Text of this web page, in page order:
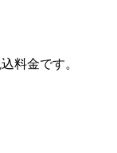
料金です。